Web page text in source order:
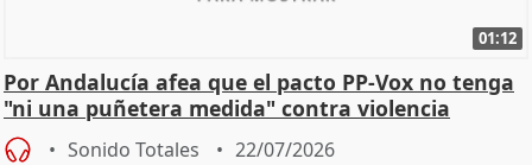
01:12
Por Andalucía afea que el pacto PP-Vox no tenga
"ni una puñetera medida" contra violencia
machista
Sonido Totales 22/07/2026